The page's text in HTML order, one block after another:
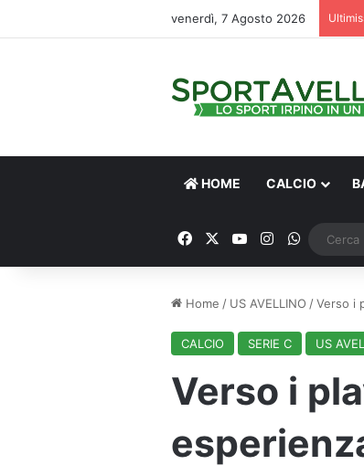
venerdì, 7 Agosto 2026
HOME CALCIO
FacebookYou TubeInstagram
WhatsApp
Home / US AVELLINO /Verso i
CALCIO SERIE C US
Verso i